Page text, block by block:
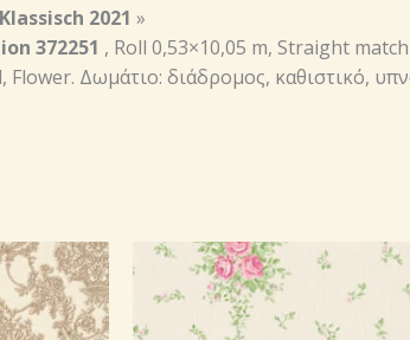
lassisch 2021 »
372251 , Roll 0,53×10,05 m, Straight
Flower. Δωμάτιο: διάδρομος, καθιστικό,